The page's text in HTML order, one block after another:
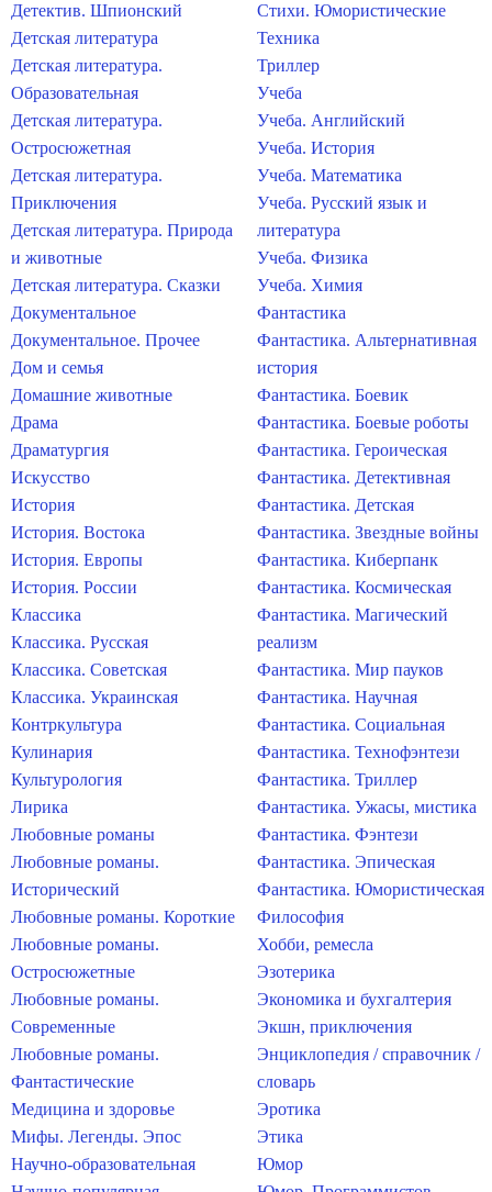
Детектив. Шпионский
Детская литература
Детская литература.
Образовательная
Детская литература.
Остросюжетная
Детская литература.
Приключения
Детская литература. Природа
и животные
Детская литература. Сказки
Документальное
Документальное. Прочее
Дом и семья
Домашние животные
Драма
Драматургия
Искусство
История
История. Востока
История. Европы
История. России
Классика
Классика. Русская
Классика. Советская
Классика. Украинская
Контркультура
Кулинария
Культурология
Лирика
Любовные романы
Любовные романы.
Исторический
Любовные романы. Короткие
Любовные романы.
Остросюжетные
Любовные романы.
Современные
Любовные романы.
Фантастические
Медицина и здоровье
Мифы. Легенды. Эпос
Научно-образовательная
Стихи. Юмористические
Техника
Триллер
Учеба
Учеба. Английский
Учеба. История
Учеба. Математика
Учеба. Русский язык и
литература
Учеба. Физика
Учеба. Химия
Фантастика
Фантастика. Альтернативная
история
Фантастика. Боевик
Фантастика. Боевые роботы
Фантастика. Героическая
Фантастика. Детективная
Фантастика. Детская
Фантастика. Звездные войны
Фантастика. Киберпанк
Фантастика. Космическая
Фантастика. Магический
реализм
Фантастика. Мир пауков
Фантастика. Научная
Фантастика. Социальная
Фантастика. Технофэнтези
Фантастика. Триллер
Фантастика. Ужасы, мистика
Фантастика. Фэнтези
Фантастика. Эпическая
Фантастика. Юмористическая
Философия
Хобби, ремесла
Эзотерика
Экономика и бухгалтерия
Экшн, приключения
Энциклопедия / справочник /
словарь
Эротика
Этика
Юмор